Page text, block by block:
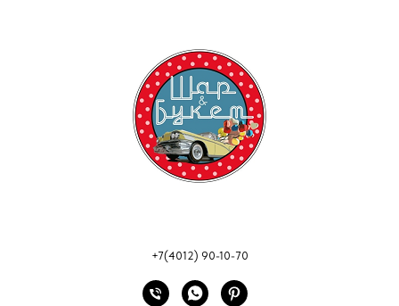
+7(4012) 90-10-70